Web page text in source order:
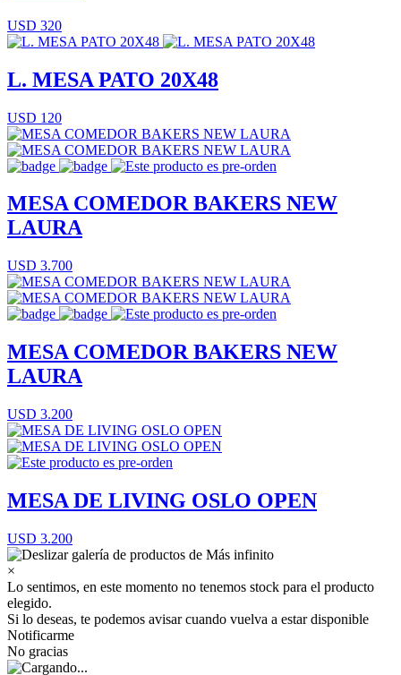
USD 320
L. MESA PATO 20X48
USD 120
MESA COMEDOR BAKERS NEW
LAURA
USD 3.700
MESA COMEDOR BAKERS NEW
LAURA
USD 3.200
MESA DE LIVING OSLO OPEN
USD 3.200
×
Lo sentimos, en este momento no tenemos stock para el producto
elegido.
Si lo deseas, te podemos avisar cuando vuelva a estar disponible
Notificarme
No gracias